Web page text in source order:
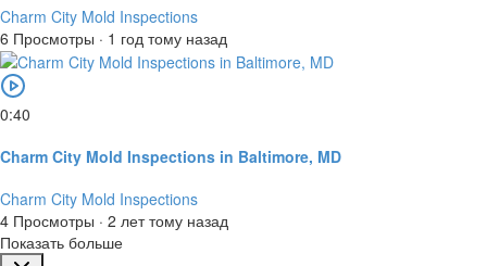
Charm City Mold Inspections
6 Просмотры · 1 год тому назад
0:40
Charm City Mold Inspections in Baltimore, MD
Charm City Mold Inspections
4 Просмотры · 2 лет тому назад
Показать больше